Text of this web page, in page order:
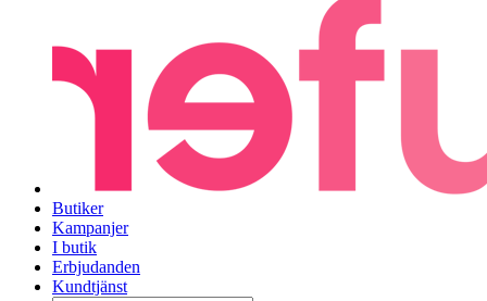
Butiker
Kampanjer
I butik
Erbjudanden
Kundtjänst